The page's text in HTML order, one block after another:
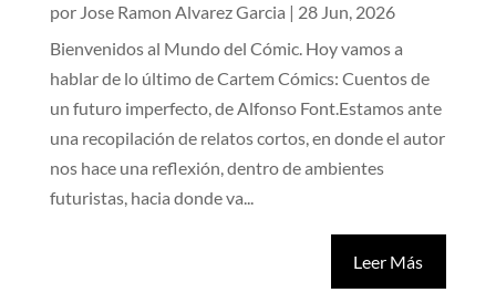
por Jose Ramon Alvarez Garcia | 28 Jun, 2026
Bienvenidos al Mundo del Cómic. Hoy vamos a
hablar de lo último de Cartem Cómics: Cuentos de
un futuro imperfecto, de Alfonso Font.Estamos ante
una recopilación de relatos cortos, en donde el autor
nos hace una reflexión, dentro de ambientes
futuristas, hacia donde va...
Leer Más